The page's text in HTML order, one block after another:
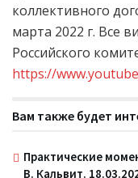
коллективного
марта 2022 г. Все
Российского
https://
Вам также будет
Практические
В. Кальвит.